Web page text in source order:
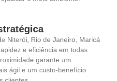
Niterói, Rio de Janeiro, Maricá
e eficiência em todas
garante um
ágil e um custo-benefício